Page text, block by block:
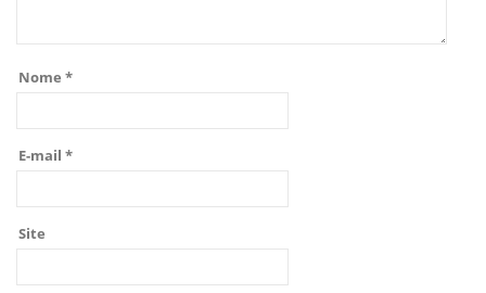
Nome *
E-mail *
Site